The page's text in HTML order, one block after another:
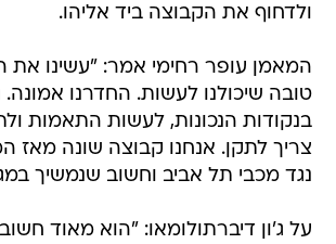
ולדחוף את הקבוצה ביד אליהו.
המאמן עופר רחימי אמר: "עשינו את
טובה שיכולנו לעשות. החדרנו אמונה.
בנקודות הנכונות, לעשות התאמות
צריך לתקן. אנחנו קבוצה שונה מאז
נגד מכבי תל אביב וחשוב שנמשיך
על ג'ון דיברתולומאו: "הוא מאוד חשוב